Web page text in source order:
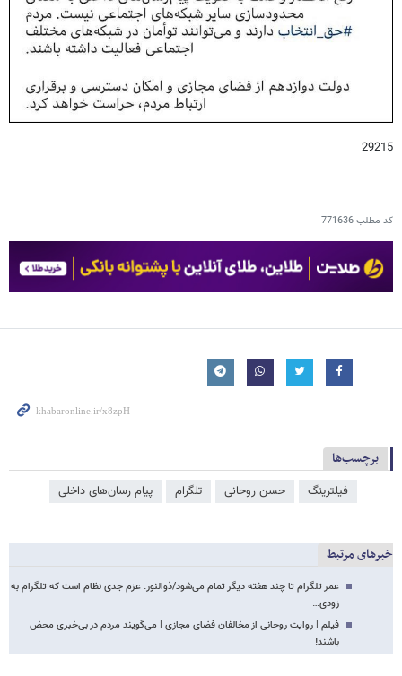
29215
کد مطلب771636
برچسب‌ها
فیلترینگ حسن روحانی تلگرام پیام رسان‌های داخلی
خبرهای مرتبط
عمر تلگرام تا چند هفته دیگر تمام می‌شود/ذوالنور: عزم جدی نظام است که تلگرام به
زودی…
فیلم | روایت روحانی از مخالفان فضای مجازی | می‌گویند مردم در بی‌خبری محض
باشند!